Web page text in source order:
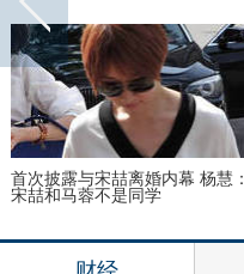
首次披露与宋喆离婚内幕 杨慧：
宋喆和马蓉不是同学